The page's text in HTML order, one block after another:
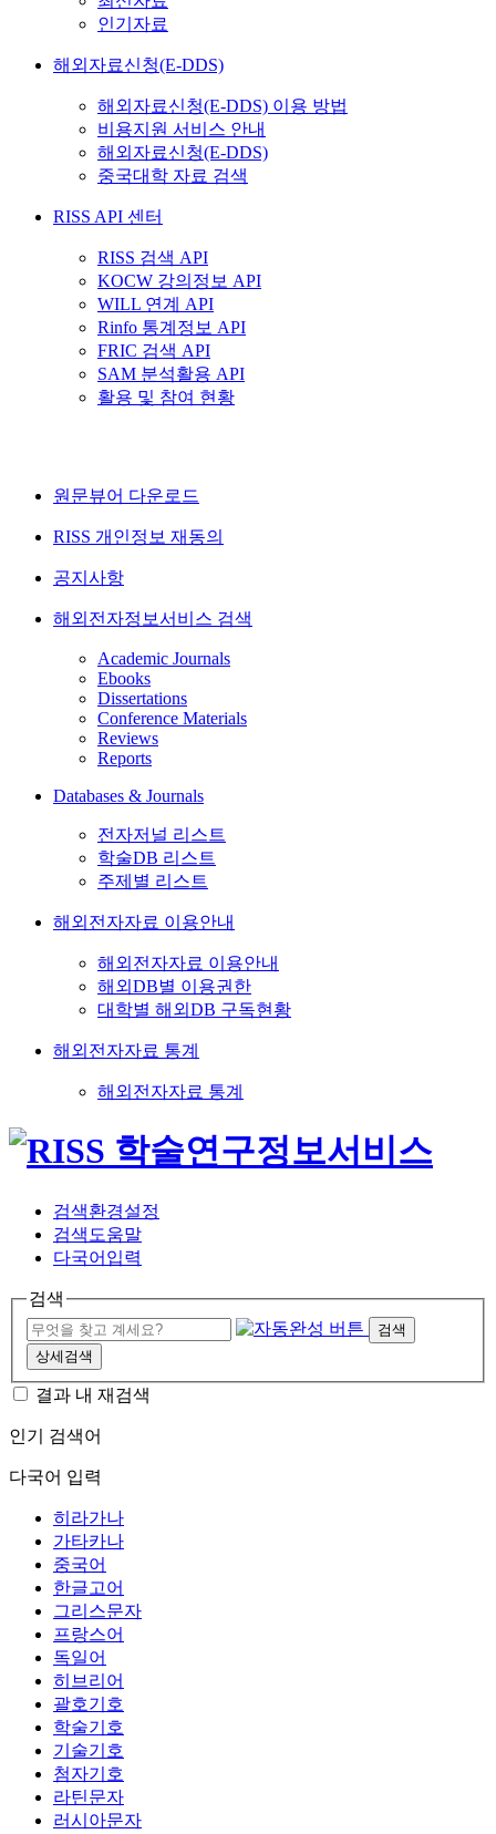
인기자료
해외자료신청(E-DDS)
해외자료신청(E-DDS) 이용 방법
비용지원 서비스 안내
해외자료신청(E-DDS)
중국대학 자료 검색
RISS API 센터
RISS 검색 API
KOCW 강의정보 API
WILL 연계 API
Rinfo 통계정보 API
FRIC 검색 API
SAM 분석활용 API
활용 및 참여 현황
원문뷰어 다운로드
RISS 개인정보 재동의
공지사항
해외전자정보서비스 검색
Academic Journals
Ebooks
Dissertations
Conference Materials
Reviews
Reports
Databases & Journals
전자저널 리스트
학술DB 리스트
주제별 리스트
해외전자자료 이용안내
해외전자자료 이용안내
해외DB별 이용권한
대학별 해외DB 구독현황
해외전자자료 통계
해외전자자료 통계
검색환경설정
검색도움말
다국어입력
검색
검색
상세검색
결과 내 재검색
인기 검색어
다국어 입력
히라가나
가타카나
중국어
한글고어
그리스문자
프랑스어
독일어
히브리어
괄호기호
학술기호
기술기호
첨자기호
라틴문자
러시아문자